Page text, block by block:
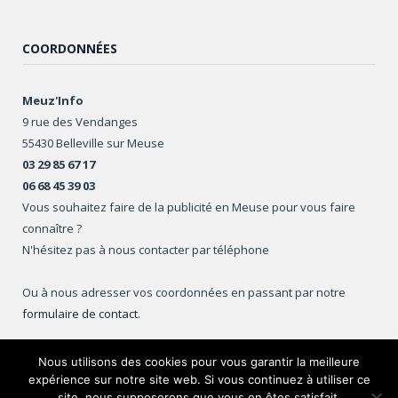
COORDONNÉES
Meuz'Info
9 rue des Vendanges
55430 Belleville sur Meuse
03 29 85 67 17
06 68 45 39 03
Vous souhaitez faire de la publicité en Meuse pour vous faire
connaître ?
N'hésitez pas à nous contacter par téléphone
Ou à nous adresser vos coordonnées en passant par notre
formulaire de contact.
Copyright © 2016 Meuz'Info.
Nous utilisons des cookies pour vous garantir la meilleure
expérience sur notre site web. Si vous continuez à utiliser ce